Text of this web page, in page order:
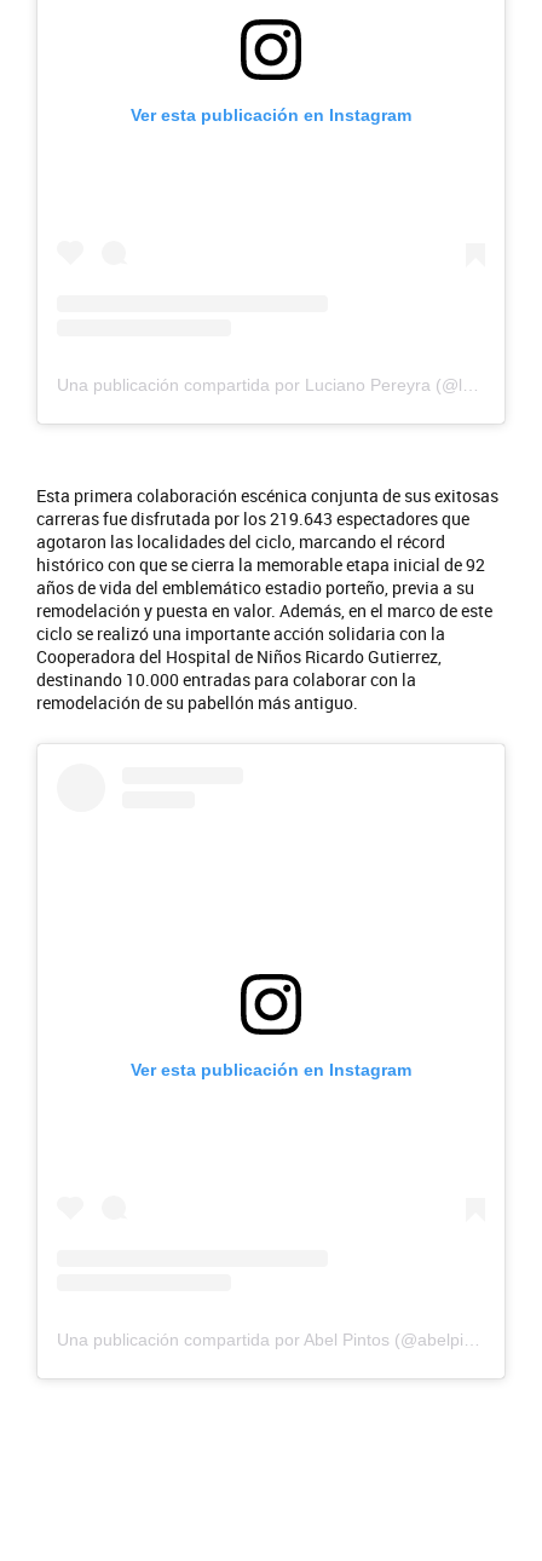
Ver esta publicación en Instagram
Esta primera colaboración escénica conjunta de sus exitosas
carreras fue disfrutada por los 219.643 espectadores que
agotaron las localidades del ciclo, marcando el récord
histórico con que se cierra la memorable etapa inicial de 92
años de vida del emblemático estadio porteño, previa a su
remodelación y puesta en valor. Además, en el marco de este
ciclo se realizó una importante acción solidaria con la
Cooperadora del Hospital de Niños Ricardo Gutierrez,
destinando 10.000 entradas para colaborar con la
remodelación de su pabellón más antiguo.
Ver esta publicación en Instagram